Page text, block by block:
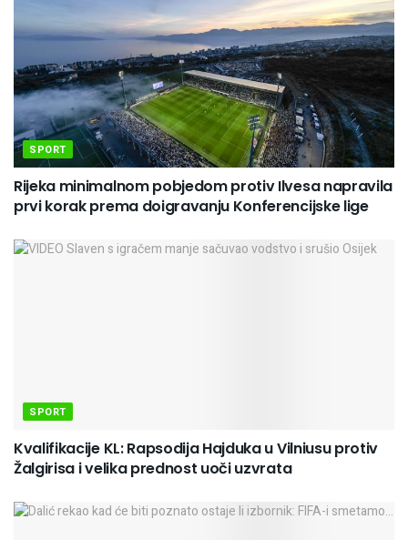
SPORT
Rijeka minimalnom pobjedom protiv Ilvesa napravila
prvi korak prema doigravanju Konferencijske lige
SPORT
Kvalifikacije KL: Rapsodija Hajduka u Vilniusu protiv
Žalgirisa i velika prednost uoči uzvrata